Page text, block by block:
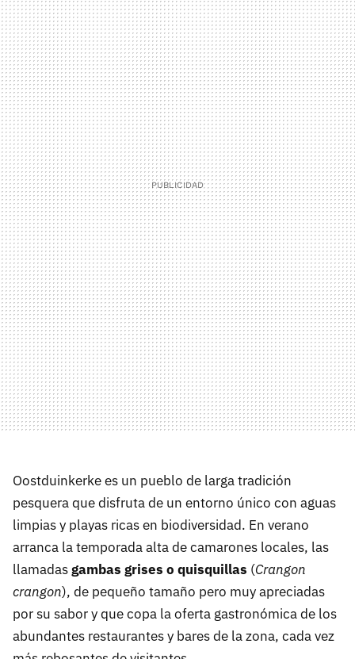
Oostduinkerke es un pueblo de larga tradición
pesquera que disfruta de un entorno único con aguas
limpias y playas ricas en biodiversidad. En verano
arranca la temporada alta de camarones locales, las
llamadasgambas grises o quisquillas (Crangon
crangon), de pequeño tamaño pero muy apreciadas
por su sabor y que copa la oferta gastronómica de los
abundantes restaurantes y bares de la zona, cada vez